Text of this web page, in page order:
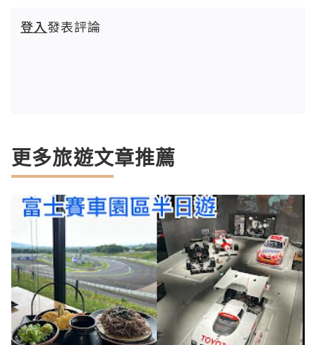
登入發表評論
更多旅遊文章推薦